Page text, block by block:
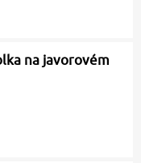
na javorovém